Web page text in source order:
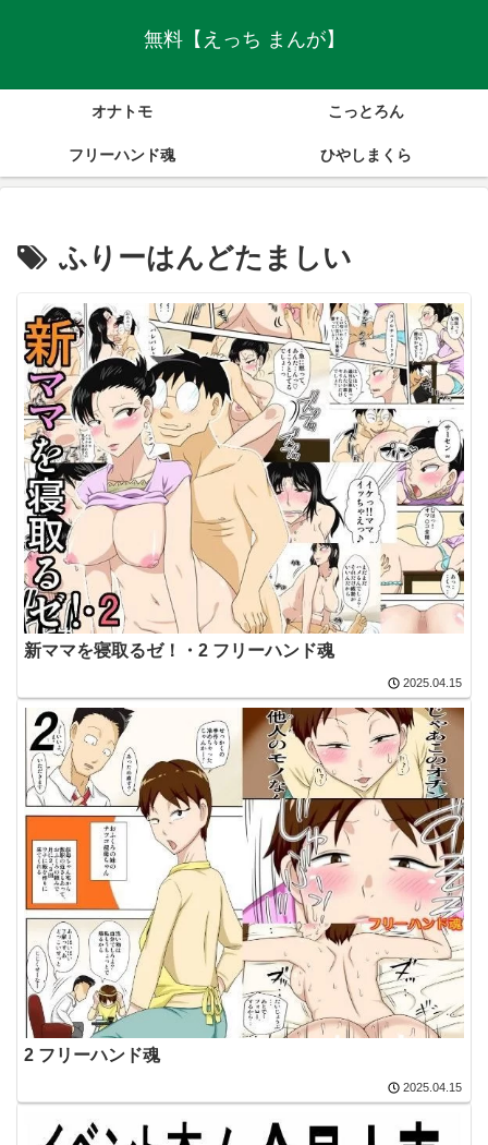
無料【えっち まんが】
オナトモ こっとろん
フリーハンド魂 ひやしまくら
ふりーはんどたましい
新ママを寝取るゼ！・2 フリーハンド魂
2025.04.15
2 フリーハンド魂
2025.04.15